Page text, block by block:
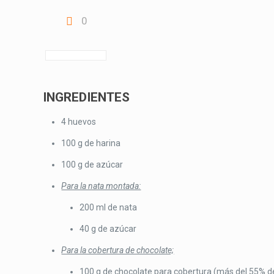
0
INGREDIENTES
4 huevos
100 g de harina
100 g de azúcar
Para la nata montada:
200 ml de nata
40 g de azúcar
Para la cobertura de chocolate;
100 g de chocolate para cobertura (más del 55%